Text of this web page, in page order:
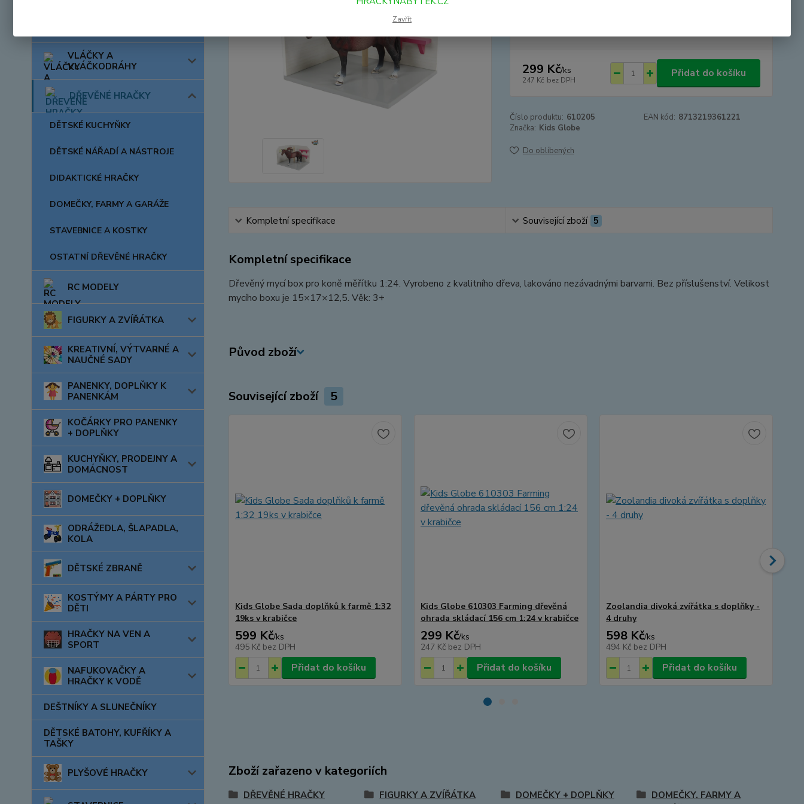
VLÁČKY A
VLÁČKODRÁHY
DŘEVĚNÉ HRAČKY
DĚTSKÉ KUCHYŇKY
DĚTSKÉ NÁŘADÍ A NÁSTROJE
DIDAKTICKÉ HRAČKY
DOMEČKY, FARMY A GARÁŽE
STAVEBNICE A KOSTKY
OSTATNÍ DŘEVĚNÉ HRAČKY
RC MODELY
FIGURKY A ZVÍŘÁTKA
KREATIVNÍ, VÝTVARNÉ A
NAUČNÉ SADY
PANENKY, DOPLŇKY K
PANENKÁM
KOČÁRKY PRO PANENKY
+ DOPLŇKY
KUCHYŇKY, PRODEJNY A
DOMÁCNOST
DOMEČKY + DOPLŇKY
ODRÁŽEDLA, ŠLAPADLA,
KOLA
DĚTSKÉ ZBRANĚ
KOSTÝMY A PÁRTY PRO
DĚTI
HRAČKY NA VEN A
SPORT
NAFUKOVAČKY A
HRAČKY K VODĚ
DEŠTNÍKY A SLUNEČNÍKY
DĚTSKÉ BATOHY, KUFŘÍKY A
TAŠKY
PLYŠOVÉ HRAČKY
299 Kč/ks
247 Kč bez DPH
Přidat do košíku
Číslo produktu: 610205 EAN kód: 8713219361221
Značka: Kids Globe
Do oblíbených
Kompletní specifikace Související zboží 5
Kompletní specifikace
Dřevěný mycí box pro koně měřítku 1:24. Vyrobeno z kvalitního dřeva, lakováno nezávadnými barvami. Bez příslušenství. Velikost
mycího boxu je 15×17×12,5. Věk: 3+
Původ zboží
Související zboží 5
Kids Globe Sada doplňků k farmě 1:32
19ks v krabičce
599 Kč/ks
495 Kč bez DPH
Přidat do košíku
Kids Globe 610303 Farming dřevěná
ohrada skládací 156 cm 1:24 v krabičce
299 Kč/ks
247 Kč bez DPH
Přidat do košíku
Zoolandia divoká zvířátka s doplňky -
4 druhy
598 Kč/ks
494 Kč bez DPH
Přidat do košíku
Zboží zařazeno v kategoriích
DŘEVĚNÉ HRAČKY FIGURKY A ZVÍŘÁTKA DOMEČKY + DOPLŇKY
DOMEČKY, FARMY A
Zavřít